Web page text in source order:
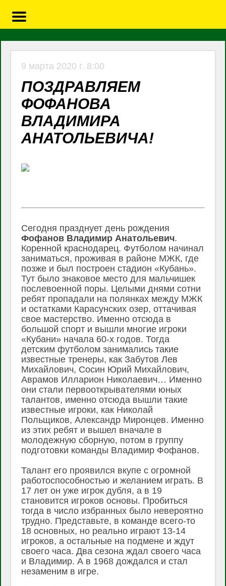
9 марта 2020 г. 8:00
ПОЗДРАВЛЯЕМ
ФОФАНОВА
ВЛАДИМИРА
АНАТОЛЬЕВИЧА!
Сегодня празднует день рождения
Фофанов Владимир Анатольевич.
Коренной краснодарец. Футболом начинал
заниматься, проживая в районе МЖК, где
позже и был построен стадион «Кубань».
Тут было знаковое место для мальчишек
послевоенной поры. Целыми днями сотни
ребят пропадали на полянках между МЖК
и остатками Карасунских озер, оттачивая
свое мастерство. Именно отсюда в
большой спорт и вышли многие игроки
«Кубани» начала 60-х годов. Тогда
детским футболом занимались такие
известные тренеры, как Забутов Лев
Михайлович, Сосин Юрий Михайлович,
Аврамов Илларион Николаевич… Именно
они стали первооткрывателями юных
талантов, именно отсюда вышли такие
известные игроки, как Николай
Польщиков, Александр Миронцев. Именно
из этих ребят и вышел вначале в
молодежную сборную, потом в группу
подготовки команды Владимир Фофанов.
Талант его проявился вкупе с огромной
работоспособностью и желанием играть. В
17 лет он уже игрок дубля, а в 19
становится игроков основы. Пробиться
тогда в число избранных было невероятно
трудно. Представьте, в команде всего-то
18 основных, но реально играют 13-14
игроков, а остальные на подмене и ждут
своего часа. Два сезона ждал своего часа
и Владимир. А в 1968 дождался и стал
незаменим в игре.